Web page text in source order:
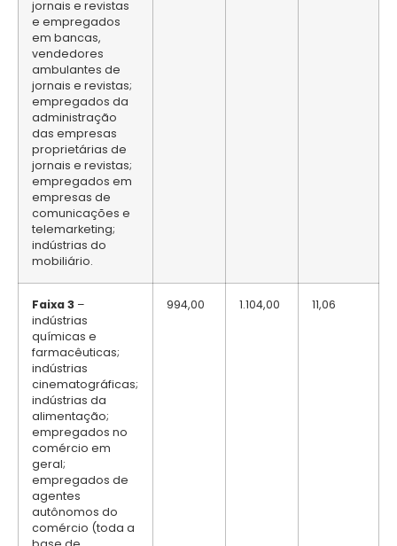
jornais e revistas
e empregados
em bancas,
vendedores
ambulantes de
jornais e revistas;
empregados da
administração
das empresas
proprietárias de
jornais e revistas;
empregados em
empresas de
comunicações e
telemarketing;
indústrias do
mobiliário.
Faixa 3 –
indústrias
químicas e
farmacêuticas;
indústrias
cinematográficas;
indústrias da
alimentação;
empregados no
comércio em
geral;
empregados de
agentes
autônomos do
comércio (toda a
994,00 1.104,00 11,06